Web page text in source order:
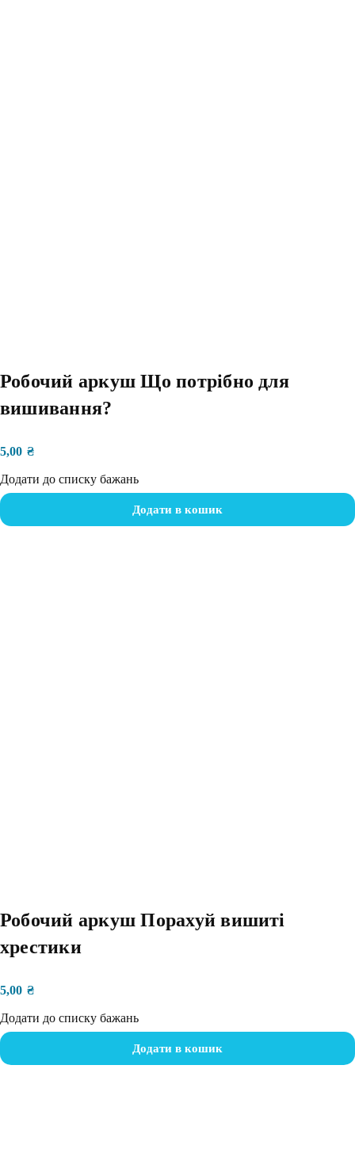
Робочий аркуш Що потрібно для
вишивання?
5,00 ₴
Додати до списку бажань
Додати в кошик
Робочий аркуш Порахуй вишиті
хрестики
5,00 ₴
Додати до списку бажань
Додати в кошик